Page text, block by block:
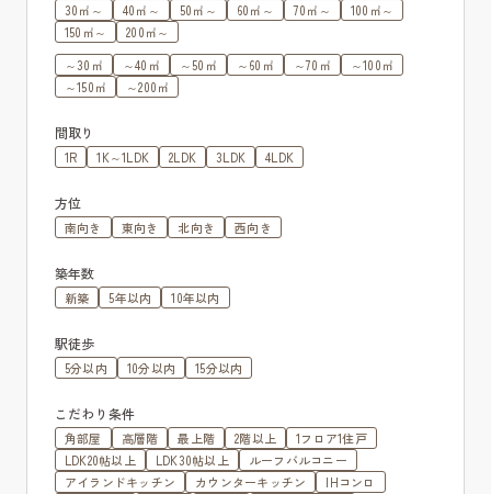
30㎡～ 40㎡～ 50㎡～ 60㎡～ 70㎡～
100㎡～
150㎡～
200㎡～
～30㎡
～40㎡ ～50㎡ ～60㎡ ～70㎡
～100㎡
～150㎡
～200㎡
間取り
1R 1K～1LDK 2LDK 3LDK 4LDK
方位
南向き 東向き 北向き 西向き
築年数
新築 5年以内 10年以内
駅徒歩
5分以内 10分以内 15分以内
こだわり条件
角部屋 高層階 最上階 2階以上
1フロア1住戸
LDK20帖以上
LDK30帖以上
ルーフバルコニー
アイランドキッチン
カウンターキッチン
IHコンロ